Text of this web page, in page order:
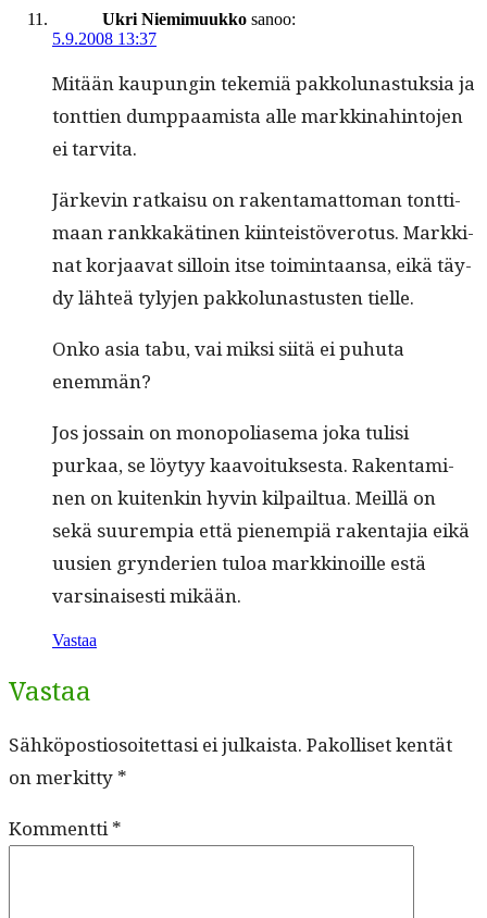
Ukri Niemimuukko sanoo:
5.9.2008 13:37
Mitään kaupun­gin tekemiä pakkol­u­nas­tuk­sia ja
tont­tien dump­paamista alle markki­nahin­to­jen
ei tarvita.
Järkevin ratkaisu on rak­en­ta­mat­toman tont­ti­
maan rankkakäti­nen kiin­teistövero­tus. Markki­
nat kor­jaa­vat sil­loin itse toim­intaansa, eikä täy­
dy lähteä tyly­jen pakkol­u­nas­tusten tielle.
Onko asia tabu, vai mik­si siitä ei puhuta
enemmän?
Jos jos­sain on monop­o­liase­ma joka tulisi
purkaa, se löy­tyy kaavoituk­ses­ta. Rak­en­t­a­mi­
nen on kuitenkin hyvin kil­pail­tua. Meil­lä on
sekä suurem­pia että pienem­piä rak­en­ta­jia eikä
uusien gryn­de­rien tuloa markki­noille estä
varsi­nais­es­ti mikään.
Vastaa
Vastaa
Sähköpostiosoitettasi ei julkaista. Pakolliset kentät
on merkitty *
Kommentti*